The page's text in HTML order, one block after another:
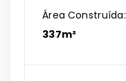
Área Construída:
337m²